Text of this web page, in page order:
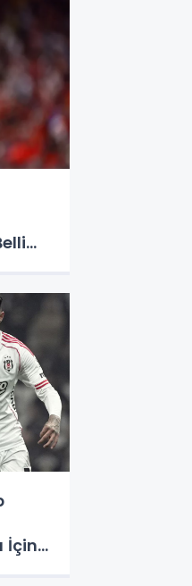
İçin